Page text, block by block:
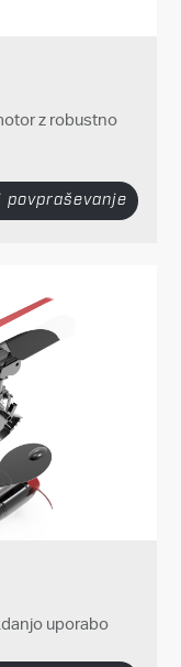
z robustno
povpraševanje
uporabo